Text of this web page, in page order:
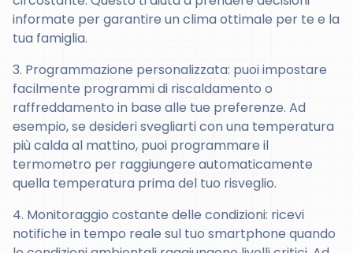
informate per garantire un clima ottimale per te e la
tua famiglia.
3. Programmazione personalizzata: puoi impostare
facilmente programmi di riscaldamento o
raffreddamento in base alle tue preferenze. Ad
esempio, se desideri svegliarti con una temperatura
più calda al mattino, puoi programmare il
termometro per raggiungere automaticamente
quella temperatura prima del tuo risveglio.
4. Monitoraggio costante delle condizioni: ricevi
notifiche in tempo reale sul tuo smartphone quando